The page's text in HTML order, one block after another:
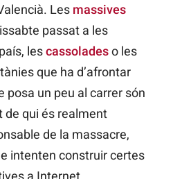
Les massives
passat a les
lescassoladeso les
que ha d’afrontar
posa un peu al carrer són
qui és realment
de la massacre,
intenten construir certes
a Internet.